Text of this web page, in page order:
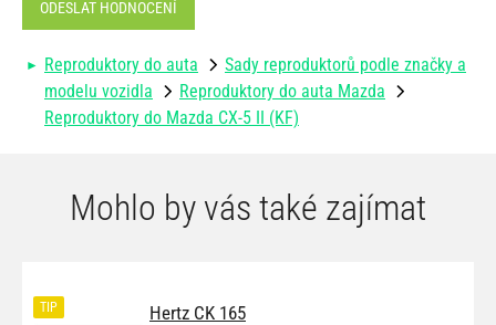
ODESLAT HODNOCENÍ
Reproduktory do auta
Sady reproduktorů podle značky a
modelu vozidla
Reproduktory do auta Mazda
Reproduktory do Mazda CX-5 II (KF)
Mohlo by vás také zajímat
Hertz CK 165
TIP